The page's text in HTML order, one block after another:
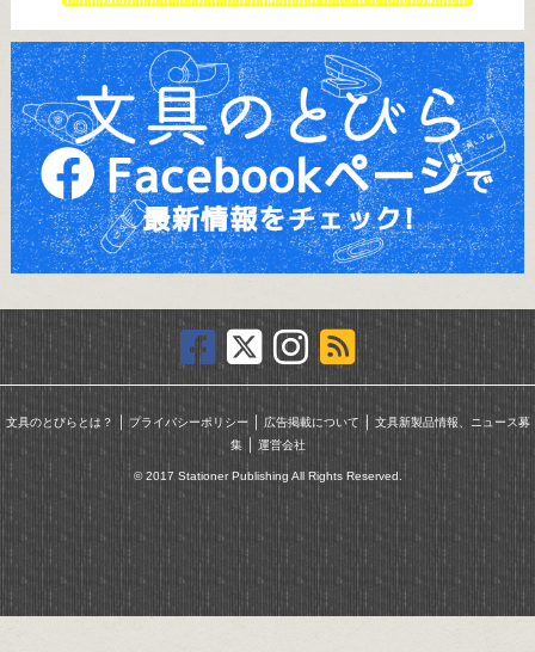
文具のとびらとは？ ｜ プライバシーポリシー｜ 広告掲載について ｜ 文具新製品情報、ニュース募
集｜ 運営会社
© 2017 Stationer Publishing All Rights Reserved.